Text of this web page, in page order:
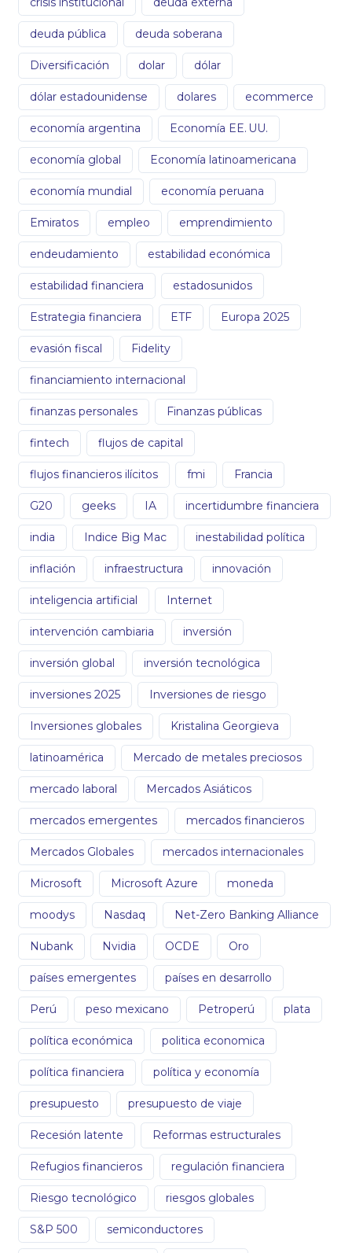
deuda pública deuda soberana
Diversificación dolar dólar
dólar estadounidense dolares ecommerce
economía argentina Economía EE. UU.
economía global Economía latinoamericana
economía mundial economía peruana
Emiratos empleo emprendimiento
endeudamiento estabilidad económica
estabilidad financiera estadosunidos
Estrategia financiera ETF Europa 2025
evasión fiscal Fidelity
financiamiento internacional
finanzas personales Finanzas públicas
fintech flujos de capital
flujos financieros ilícitos fmi Francia
G20 geeks IA incertidumbre financiera
india Indice Big Mac inestabilidad política
inflación infraestructura innovación
inteligencia artificial Internet
intervención cambiaria inversión
inversión global inversión tecnológica
inversiones 2025 Inversiones de riesgo
Inversiones globales Kristalina Georgieva
latinoamérica Mercado de metales preciosos
mercado laboral Mercados Asiáticos
mercados emergentes mercados financieros
Mercados Globales mercados internacionales
Microsoft Microsoft Azure moneda
moodys Nasdaq Net-Zero Banking Alliance
Nubank Nvidia OCDE Oro
países emergentes países en desarrollo
Perú peso mexicano Petroperú plata
política económica politica economica
política financiera política y economía
presupuesto presupuesto de viaje
Recesión latente Reformas estructurales
Refugios financieros regulación financiera
Riesgo tecnológico riesgos globales
S&P 500 semiconductores